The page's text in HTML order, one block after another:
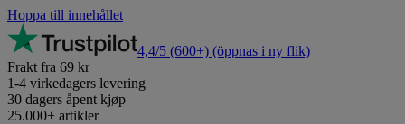
Hoppa till innehållet
4,4/5 (600+) (öppnas i ny flik)
Frakt fra 69 kr
1-4 virkedagers levering
30 dagers åpent kjøp
25.000+ artikler